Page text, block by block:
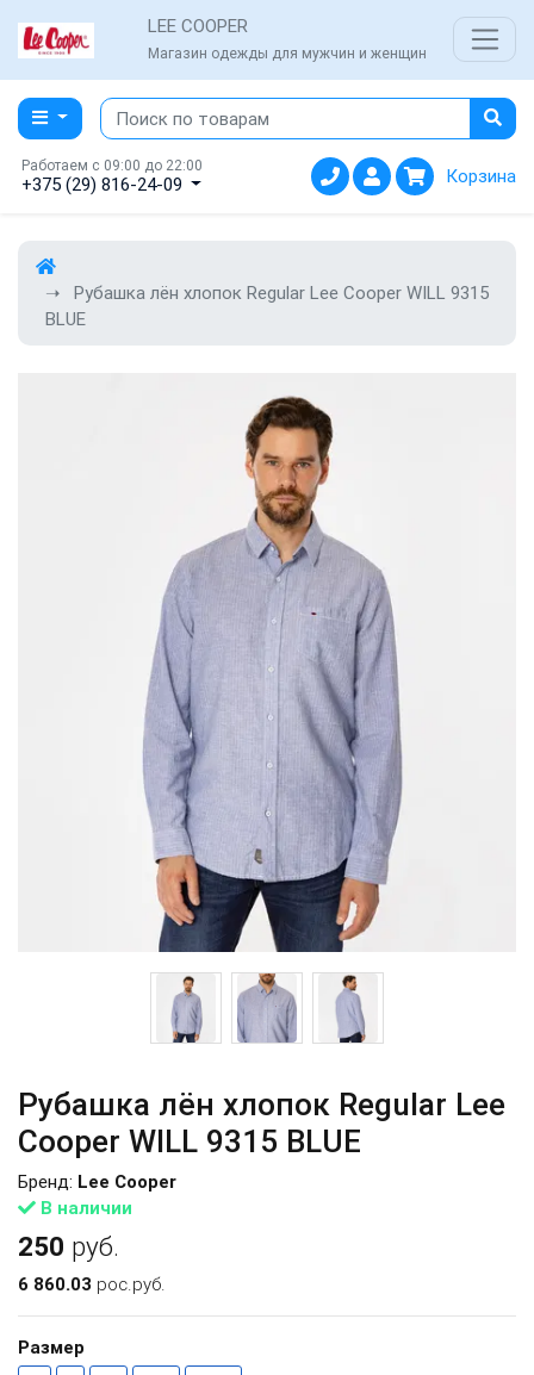
LEE COOPER
Магазин одежды для мужчин и женщин
Работаем с 09:00 до 22:00
+375 (29) 816-24-09 Корзина
Рубашка лён хлопок Regular Lee Cooper WILL 9315
BLUE
Рубашка лён хлопок Regular Lee
Cooper WILL 9315 BLUE
В наличии
Бренд: Lee Cooper
250 руб.
6 860.03 рос.руб.
Размер